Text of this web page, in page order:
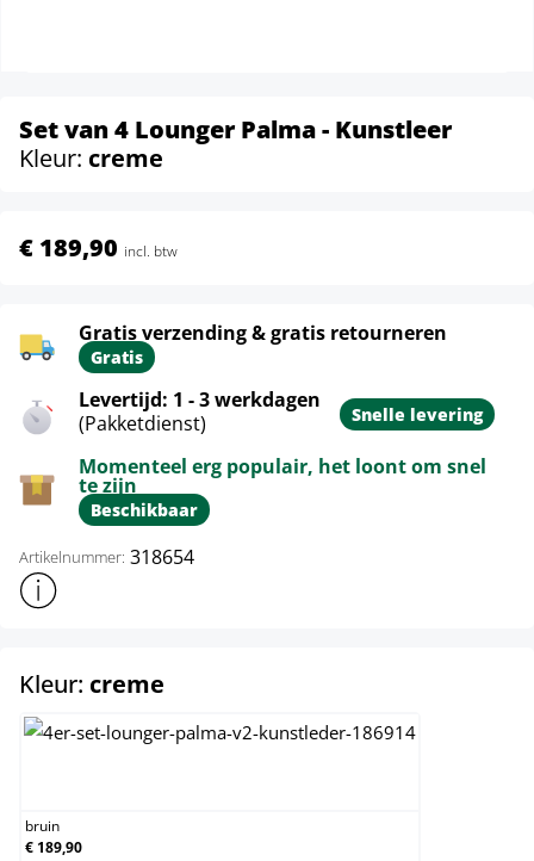
Set van 4 Lounger Palma - Kunstleer
Kleur: creme
€ 189,90 incl. btw
Gratis verzending & gratis retourneren
Gratis
Levertijd: 1 - 3 werkdagen
(Pakketdienst)
Snelle levering
Momenteel erg populair, het loont om snel
te zijn
Beschikbaar
Artikelnummer: 318654
Toon meer productinformatie
Kleur: creme
bruin
€ 189,90